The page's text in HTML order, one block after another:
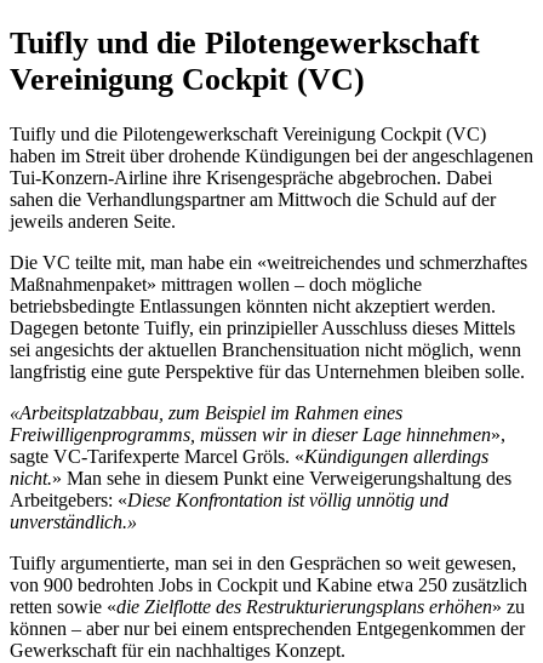
Piloten
brechen
Krisengespräche
Tuifly und die Pilotengewerkschaft
Vereinigung Cockpit (VC)
Tuifly und die Pilotengewerkschaft Vereinigung Cockpit (VC)
haben im Streit über drohende Kündigungen bei der angeschlagenen
Tui-Konzern-Airline ihre Krisengespräche abgebrochen. Dabei
sahen die Verhandlungspartner am Mittwoch die Schuld auf der
jeweils anderen Seite.
Die VC teilte mit, man habe ein «weitreichendes und schmerzhaftes
Maßnahmenpaket» mittragen wollen – doch mögliche
betriebsbedingte Entlassungen könnten nicht akzeptiert werden.
Dagegen betonte Tuifly, ein prinzipieller Ausschluss dieses Mittels
sei angesichts der aktuellen Branchensituation nicht möglich, wenn
langfristig eine gute Perspektive für das Unternehmen bleiben solle.
«Arbeitsplatzabbau, zum Beispiel im Rahmen eines
Freiwilligenprogramms, müssen wir in dieser Lage hinnehmen»,
sagte VC-Tarifexperte Marcel Gröls. «Kündigungen allerdings
nicht.» Man sehe in diesem Punkt eine Verweigerungshaltung des
Arbeitgebers: «Diese Konfrontation ist völlig unnötig und
unverständlich.»
Tuifly argumentierte, man sei in den Gesprächen so weit gewesen,
von 900 bedrohten Jobs in Cockpit und Kabine etwa 250 zusätzlich
retten sowie «die Zielflotte des Restrukturierungsplans erhöhen» zu
können – aber nur bei einem entsprechenden Entgegenkommen der
Gewerkschaft für ein nachhaltiges Konzept.